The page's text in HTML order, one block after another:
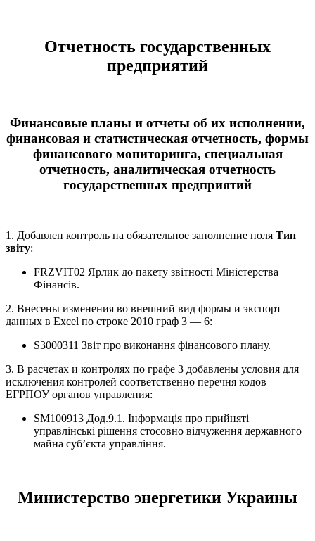
Отчетность государственных
предприятий
Финансовые планы и отчеты об их исполнении,
финансовая и статистическая отчетность, формы
финансового мониторинга, специальная
отчетность, аналитическая отчетность
государственных предприятий
1. Добавлен контроль на обязательное заполнение поля Тип
звіту:
FRZVIT02 Ярлик до пакету звітності Міністерства
Фінансів.
2. Внесены изменения во внешний вид формы и экспорт
данных в Excel по строке 2010 граф 3 — 6:
S3000311 Звіт про виконання фінансового плану.
3. В расчетах и контролях по графе 3 добавлены условия для
исключения контролей соответственно перечня кодов
ЕГРПОУ органов управления:
SM100913 Дод.9.1. Інформація про прийняті
управлінські рішення стосовно відчуження державного
майна суб’єкта управління.
Министерство энергетики Украины